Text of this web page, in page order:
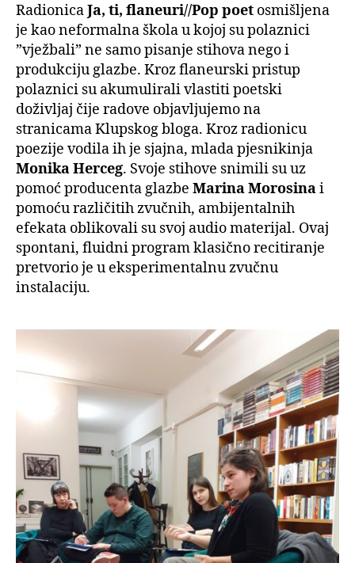
RadionicaJa, ti, flaneuri//Pop poet osmišljena
je kao neformalna škola u kojoj su polaznici
”vježbali” ne samo pisanje stihova nego i
produkciju glazbe. Kroz flaneurski pristup
polaznici su akumulirali vlastiti poetski
doživljaj čije radove objavljujemo na
stranicama Klupskog bloga. Kroz radionicu
poezije vodila ih je sjajna, mlada pjesnikinja
Monika Herceg. Svoje stihove snimili su uz
pomoć producenta glazbe Marina Morosinai
pomoću različitih zvučnih, ambijentalnih
efekata oblikovali su svoj audio materijal. Ovaj
spontani, fluidni program klasično recitiranje
pretvorio je u eksperimentalnu zvučnu
instalaciju.